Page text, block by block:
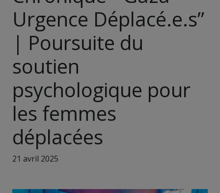
Urgence Déplacé.e.s”
| Poursuite du
soutien
psychologique pour
les femmes
déplacées
21 avril 2025